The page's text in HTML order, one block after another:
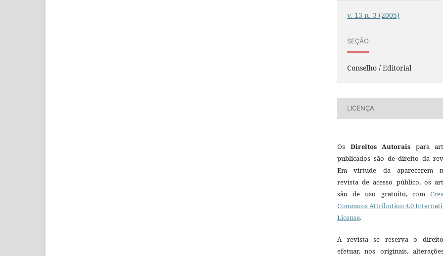
v. 13 n. 3 (2005)
SEÇÃO
Conselho / Editorial
LICENÇA
Os Direitos Autorais para
publicados são de direito da
Em virtude da aparecerem
revista de acesso público, os
são de uso gratuito, com
Commons Attribution 4.0
License.
A revista se reserva o
efetuar, nos originais,